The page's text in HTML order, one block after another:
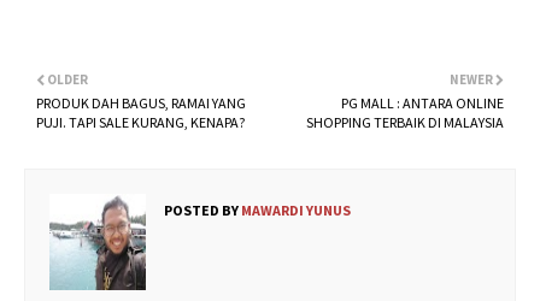
NEWER
PG MALL : ANTARA ONLINE
SHOPPING TERBAIK DI MALAYSIA
OLDER
PRODUK DAH BAGUS, RAMAI YANG
PUJI. TAPI SALE KURANG, KENAPA?
POSTED BY MAWARDI YUNUS